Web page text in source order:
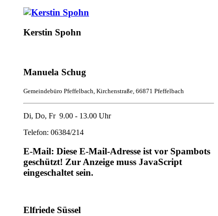
Kerstin Spohn
Manuela Schug
Gemeindebüro Pfeffelbach, Kirchenstraße, 66871 Pfeffelbach
Di, Do, Fr 9.00 - 13.00 Uhr
Telefon: 06384/214
E-Mail: Diese E-Mail-Adresse ist vor Spambots
geschützt! Zur Anzeige muss JavaScript
eingeschaltet sein.
Elfriede Süssel